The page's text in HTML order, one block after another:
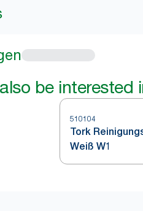
be interested
510104
Tork
Weiß W1